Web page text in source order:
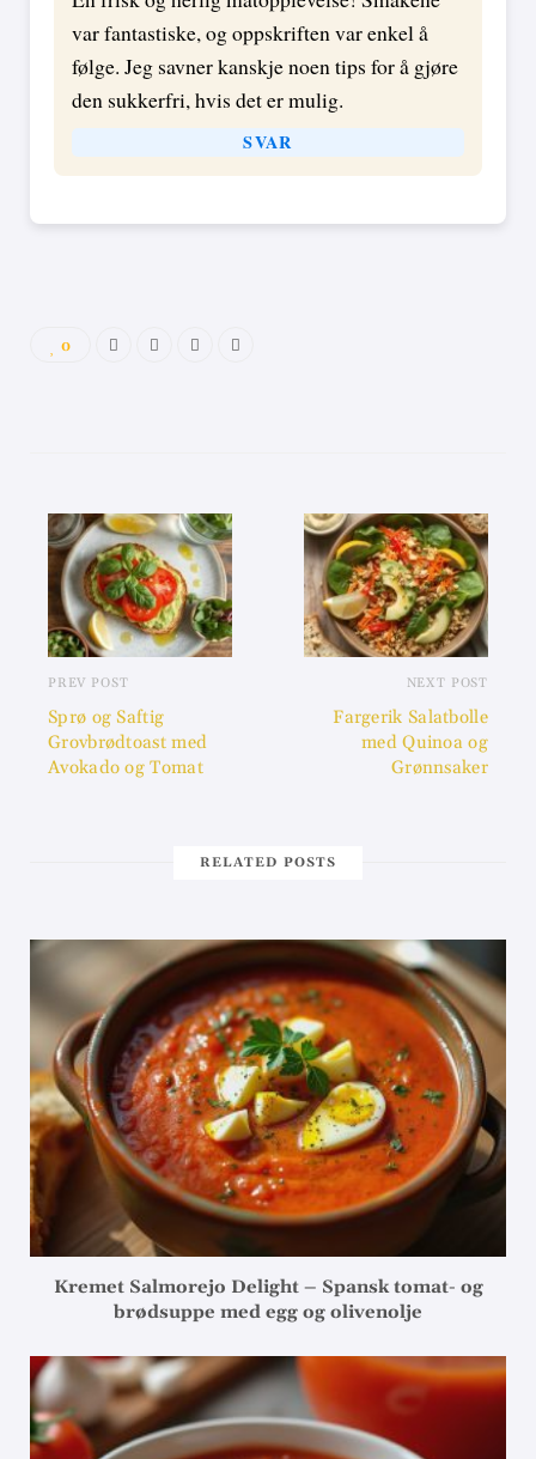
var fantastiske, og oppskriften var enkel å
følge. Jeg savner kanskje noen tips for å gjøre
den sukkerfri, hvis det er mulig.
SVAR
0
PREV POST
Sprø og Saftig
Grovbrødtoast med
Avokado og Tomat
NEXT POST
Fargerik Salatbolle
med Quinoa og
Grønnsaker
RELATED POSTS
Kremet Salmorejo Delight – Spansk tomat- og
brødsuppe med egg og olivenolje